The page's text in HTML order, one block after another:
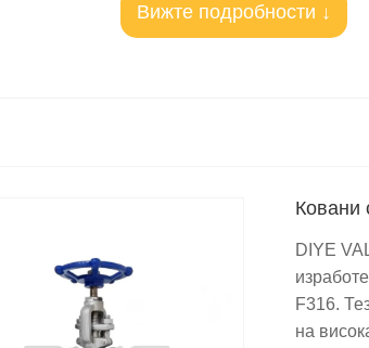
по поръчка, налично според японските
като масло, циркулираща вода, сгъстен
висока температура, пара и
Вижте подробности ↓
Ковани
DIYE
F316.
на